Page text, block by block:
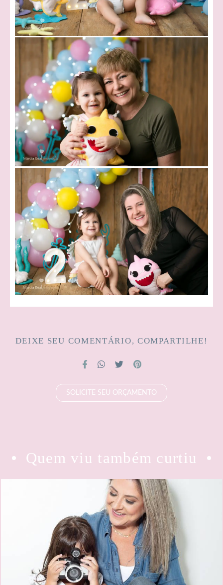
DEIXE SEU COMENTÁRIO, COMPARTILHE!
SOLICITE SEU ORÇAMENTO
Quem viu também curtiu